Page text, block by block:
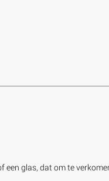
een glas, dat om te